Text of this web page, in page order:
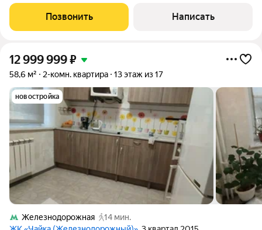
индукционная плита,
Позвонить Написать
12 999 999₽
58,6 м² 2-комн. квартира 13 этаж из 17
новостройка
Железнодорожная
14 мин.